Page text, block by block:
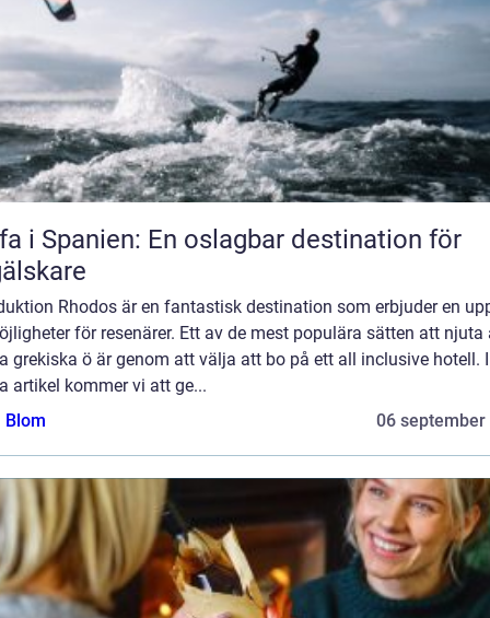
i Spanien: En oslagbar destination för
Rhodos är en fantastisk destination som erbjuder en
för resenärer. Ett av de mest populära sätten att njuta
grekiska ö är genom att välja att bo på ett all inclusive hotell. I
artikel kommer vi att ge...
Blom
06 september